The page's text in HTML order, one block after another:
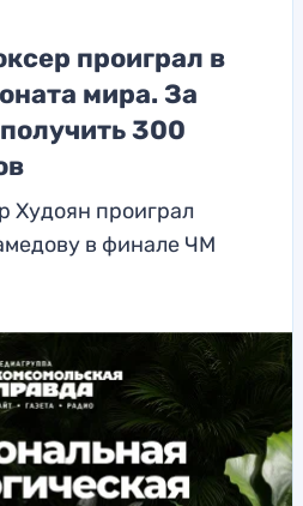
проиграл в
мира. За
300
Худоян проиграл
в финале ЧМ